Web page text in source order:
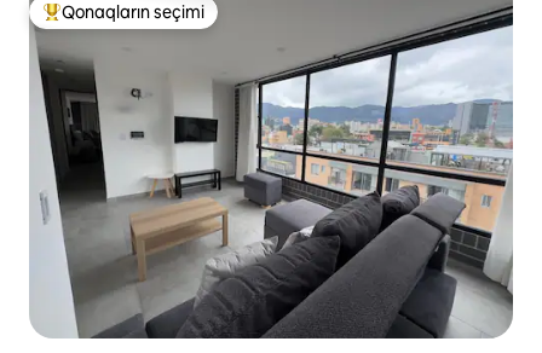
Populyar "Qonaqların seçimi"
Qonaqların seçimi